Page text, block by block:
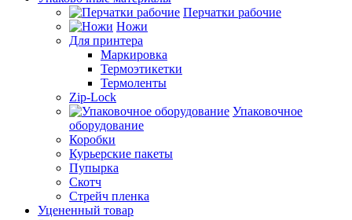
Перчатки рабочие
Ножи
Для принтера
Маркировка
Термоэтикетки
Термоленты
Zip-Lock
Упаковочное
оборудование
Коробки
Курьерские пакеты
Пупырка
Скотч
Стрейч пленка
Уцененный товар